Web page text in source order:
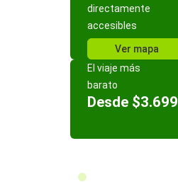
directamente
accesibles
Ver mapa
El viaje más
barato
Desde $3.699